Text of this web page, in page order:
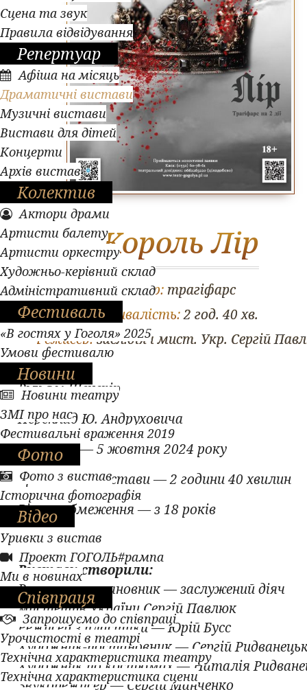
Сцена та звук
Правила відвідування
Репертуар
Афіша на місяць
Драматичні вистави
Музичні вистави
Вистави для дітей
Концерти
Архів вистав
Колектив
Актори драми
Артисти балету
Артисти оркестру
Художньо-керівний склад
Адміністративний склад
Фестиваль
«В гостях у Гоголя» 2025
Умови фестивалю
Новини
Новини театру
ЗМІ про нас
Фестивальні враження 2019
Фото
Фото з вистав
Історична фотографія
Відео
Уривки з вистав
Проект ГОГОЛЬ#рампа
Ми в новинах
Співпраця
Запрошуємо до співпраці
Урочистості в театрі
Технічна характеристика театру
Технічна характеристика сцени
Король Лір
Жанр:трагіфарс
Тривалість:2 год. 40 хв.
Режисер:засл.діяч мист. Укр. Сергій
Вільям Шекспір
Переклад Ю. Андруховича
Прем'єра — 5 жовтня 2024 року
Тривалість вистави — 2 години 40 хвилин
Вікове обмеження — з 18 років
Виставу створили:
Режисер-постановник — заслужений діяч
мистецтв України Сергій Павлюк
Режисер з пластики — Юрій Бусс
Художник-постановник — Сергій
Художник по костюмах — Наталія
Звукорежисер — Сергій Манченко